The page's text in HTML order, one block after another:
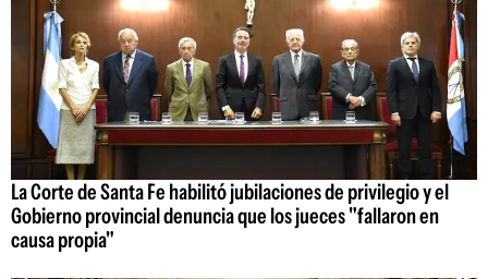
La Corte de Santa Fe habilitó jubilaciones de privilegio y el
Gobierno provincial denuncia que los jueces "fallaron en
causa propia"